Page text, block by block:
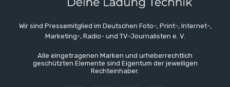
Wir sind Pressemitglied im Deutschen Foto-, Print-, Internet-,
Marketing-, Radio- und TV-Journalisten e. V.
Alle eingetragenen Marken und urheberrechtlich
geschützten Elemente sind Eigentum der jeweiligen
Rechteinhaber.